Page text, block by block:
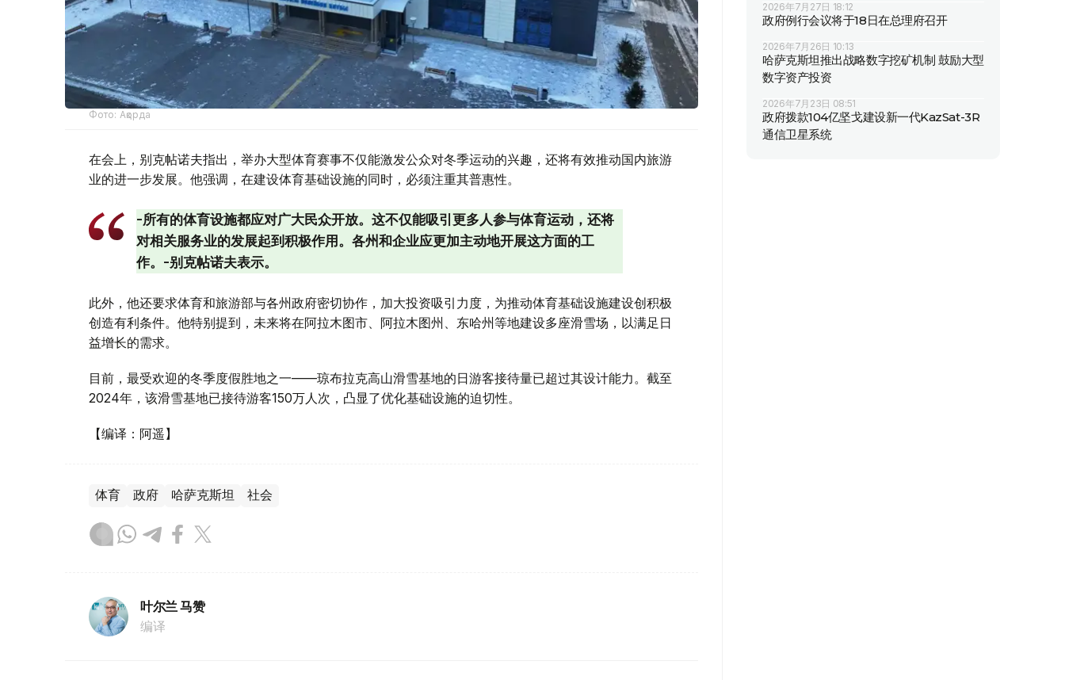
Фото: Ақорда
在会上，别克帖诺夫指出，举办大型体育赛事不仅能激发公众对冬季运动的兴趣，还将有效推动国内旅游
业的进一步发展。他强调，在建设体育基础设施的同时，必须注重其普惠性。
-所有的体育设施都应对广大民众开放。这不仅能吸引更多人参与体育运动，还将
对相关服务业的发展起到积极作用。各州和企业应更加主动地开展这方面的工
作。-别克帖诺夫表示。
此外，他还要求体育和旅游部与各州政府密切协作，加大投资吸引力度，为推动体育基础设施建设创积极
创造有利条件。他特别提到，未来将在阿拉木图市、阿拉木图州、东哈州等地建设多座滑雪场，以满足日
益增长的需求。
目前，最受欢迎的冬季度假胜地之一——琼布拉克高山滑雪基地的日游客接待量已超过其设计能力。截至
2024年，该滑雪基地已接待游客150万人次，凸显了优化基础设施的迫切性。
【编译：阿遥】
体育 政府 哈萨克斯坦 社会
叶尔兰 马赞
编译
2026年7月27日 18:12
政府例行会议将于18日在总理府召开
2026年7月26日 10:13
哈萨克斯坦推出战略数字挖矿机制 鼓励大型
数字资产投资
2026年7月23日 08:51
政府拨款104亿坚戈建设新一代KazSat-3R
通信卫星系统